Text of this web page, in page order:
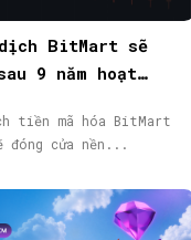
BitMart sẽ
9 năm hoạt
tiền mã hóa BitMart
đóng cửa nền...